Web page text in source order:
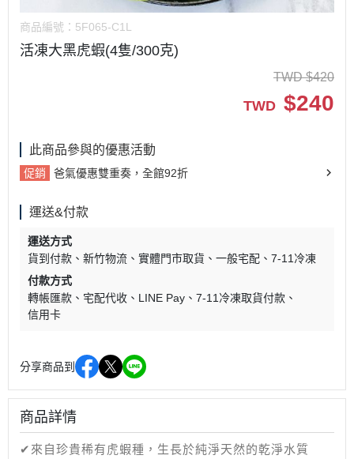
商品編號： 5F065-C1L
活凍大黑虎蝦(4隻/300克)
TWD $420
TWD $240
此商品參與的優惠活動
促銷 爸氣優惠雙重奏，全館92折
運送&付款
運送方式
貨到付款
新竹物流 實體門市取貨 一般宅配
7-11冷凍
付款方式
轉帳匯款
宅配代收 LINE Pay
7-11冷凍取貨付款
信用卡
分享商品到
商品詳情
✔來自珍貴稀有虎蝦種，生長於純淨天然的乾淨水質